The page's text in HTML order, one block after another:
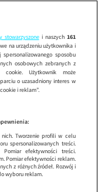
szybszym
stowarzyszonei naszych 161
na urządzeniu użytkownika i
sposobu
osobowych zebranych z
Użytkownik może
o uzasadniony interes w
i reklam”.
Tworzenie profili w celu
spersonalizowanych treści.
efektywności treści.
Pomiar efektywności reklam.
z różnych źródeł. Rozwój i
wyboru reklam.